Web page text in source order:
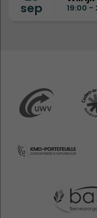
sep 19:00 -